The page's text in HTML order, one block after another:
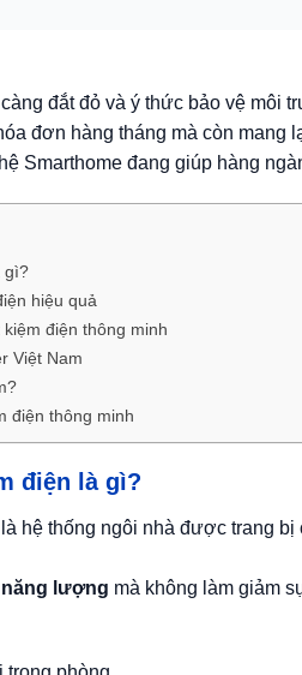
đắt đỏ và ý thức bảo vệ môi
đơn hàng tháng mà còn
Smarthome đang giúp hàng
gì?
hiệu quả
điện thông minh
Việt Nam
điện thông minh
điện là gì?
là hệ thống ngôi nhà được trang
lượng mà không làm giảm